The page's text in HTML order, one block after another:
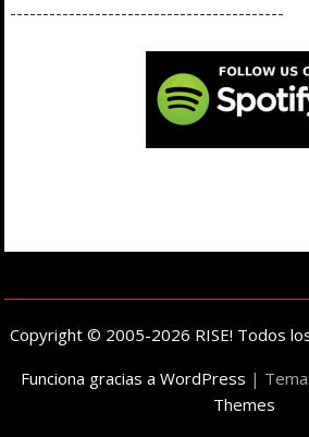
------------------------------------------
Copyright © 2005-2026 RISE! Todos
Funciona gracias a WordPress |
Themes